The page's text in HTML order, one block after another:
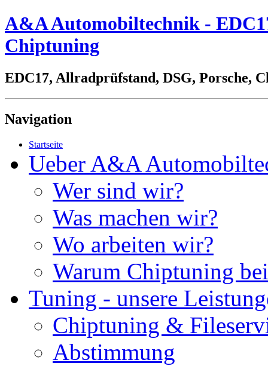
A&A Automobiltechnik -
Chiptuning
EDC17, Allradprüfstand, DSG, Porsche,
Navigation
Startseite
Ueber A&A
Wer sind wir?
Was machen wir?
Wo arbeiten wir?
Warum Chiptuning
Tuning - unsere
Chiptuning &
Abstimmung